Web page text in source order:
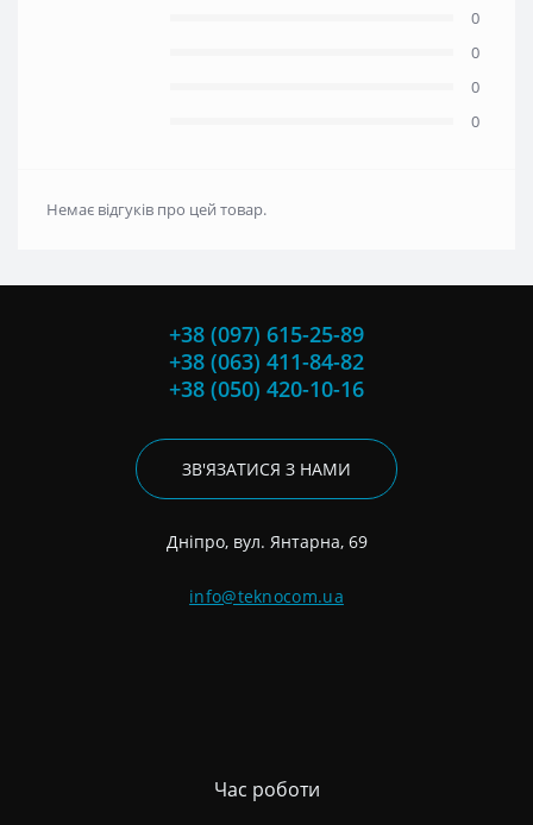
0
0
0
0
Немає відгуків про цей товар.
+38 (097) 615-25-89
+38 (063) 411-84-82
+38 (050) 420-10-16
ЗВ'ЯЗАТИСЯ З НАМИ
Дніпро, вул. Янтарна, 69
info@teknocom.ua
Час роботи